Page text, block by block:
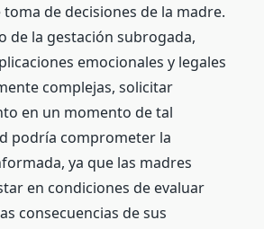
toma de decisiones de la madre.
de la gestación subrogada,
emocionales y legales
complejas, solicitar
en un momento de tal
podría comprometer la
ya que las madres
en condiciones de evaluar
consecuencias de sus